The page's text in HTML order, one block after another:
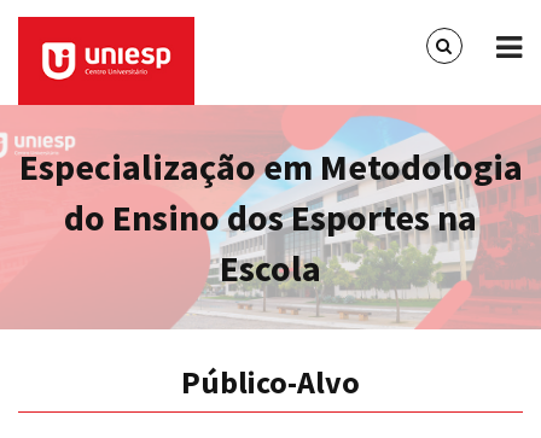
Especialização em Metodologia
do Ensino dos Esportes na
Escola
Público-Alvo